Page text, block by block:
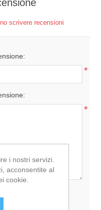
scrivere recensioni
*
*
i nostri servizi.
acconsentite al
cookie.